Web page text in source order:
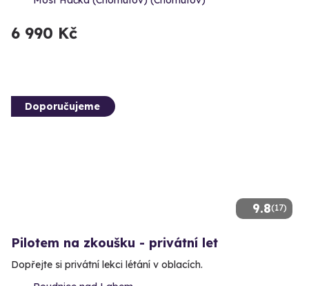
6 990 Kč
9.8(17)
Doporučujeme
Pilotem na zkoušku - privátní let
Dopřejte si privátní lekci létání v oblacích.